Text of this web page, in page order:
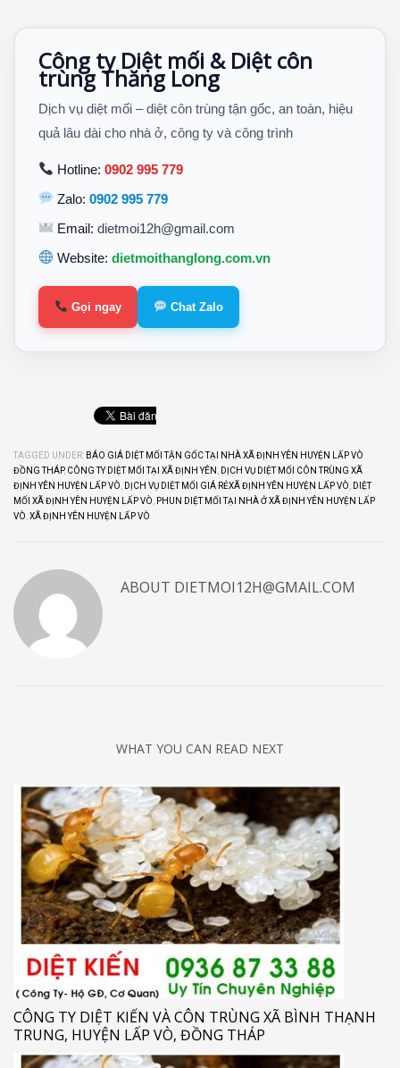
Công ty Diệt mối & Diệt côn
trùng Thăng Long
Dịch vụ diệt mối – diệt côn trùng tận gốc, an toàn, hiệu
quả lâu dài cho nhà ở, công ty và công trình
Hotline:0902 995 779
Zalo:0902 995 779
Email:dietmoi12h@gmail.com
Website:dietmoithanglong.com.vn
Gọi ngay Chat Zalo
TAGGED UNDER: BÁO GIÁ DIỆT MỐI TẬN GỐC TẠI NHÀ XÃ ĐỊNH YÊN HUYỆN LẤP VÒ
ĐỒNG THÁP, CÔNG TY DIỆT MỐI TẠI XÃ ĐỊNH YÊN
DỊCH VỤ DIỆT MỐI CÔN TRÙNG XÃ
ĐỊNH YÊN HUYỆN LẤP VÒ
DỊCH VỤ DIỆT MỐI GIÁ RẺXÃ ĐỊNH YÊN HUYỆN LẤP VÒ
DIỆT
MỐI XÃ ĐỊNH YÊN HUYỆN LẤP VÒ
PHUN DIỆT MỐI TẠI NHÀ Ở XÃ ĐỊNH YÊN HUYỆN LẤP
VÒ XÃ ĐỊNH YÊN HUYỆN LẤP VÒ
ABOUT DIETMOI12H@GMAIL.COM
WHAT YOU CAN READ NEXT
CÔNG TY DIỆT KIẾN VÀ CÔN TRÙNG XÃ BÌNH THẠNH
TRUNG, HUYỆN LẤP VÒ, ĐỒNG THÁP